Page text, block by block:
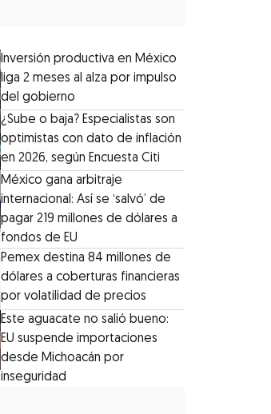
Inversión productiva en México
liga 2 meses al alza por impulso
del gobierno
¿Sube o baja? Especialistas son
optimistas con dato de inflación
en 2026, según Encuesta Citi
México gana arbitraje
internacional: Así se ‘salvó’ de
pagar 219 millones de dólares a
fondos de EU
Pemex destina 84 millones de
dólares a coberturas financieras
por volatilidad de precios
Este aguacate no salió bueno:
EU suspende importaciones
desde Michoacán por
inseguridad